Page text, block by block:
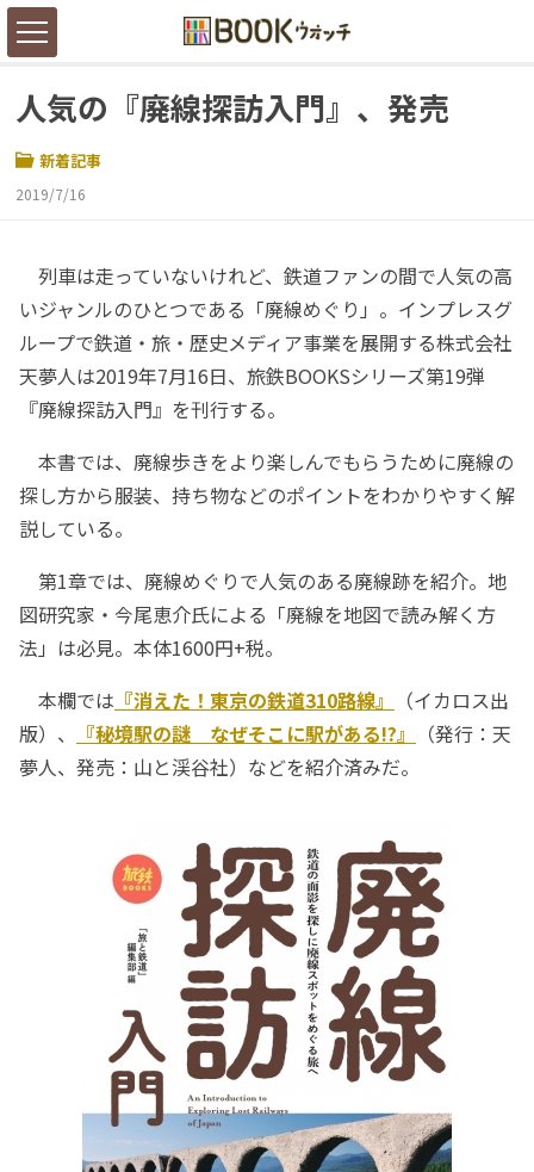
人気の『廃線探訪入門』、発売
新着記事
2019/7/16
列車は走っていないけれど、鉄道ファンの間で人気の高
いジャンルのひとつである「廃線めぐり」。インプレスグ
ループで鉄道・旅・歴史メディア事業を展開する株式会社
天夢人は2019年7月16日、旅鉄BOOKSシリーズ第19弾
『廃線探訪入門』を刊行する。
本書では、廃線歩きをより楽しんでもらうために廃線の
探し方から服装、持ち物などのポイントをわかりやすく解
説している。
第1章では、廃線めぐりで人気のある廃線跡を紹介。地
図研究家・今尾恵介氏による「廃線を地図で読み解く方
法」は必見。本体1600円+税。
本欄では 『消えた！東京の鉄道310路線』
（イカロス出
版）、
『秘境駅の謎 なぜそこに駅がある!?』
（発行：天
夢人、発売：山と渓谷社）などを紹介済みだ。